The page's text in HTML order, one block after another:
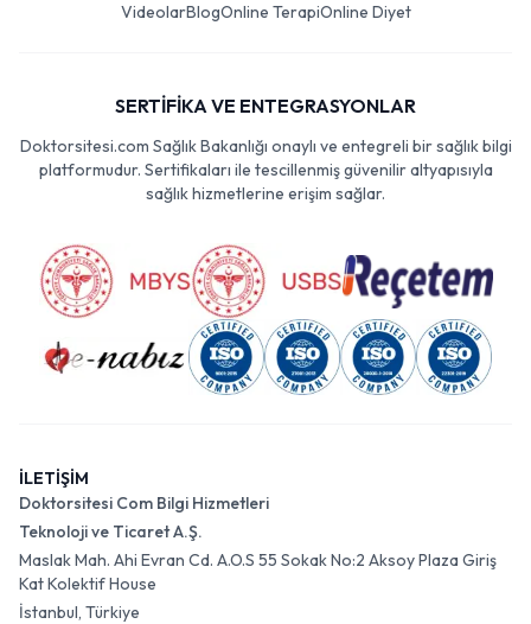
VideolarBlogOnline TerapiOnline Diyet
SERTİFİKA VE ENTEGRASYONLAR
Doktorsitesi.com Sağlık Bakanlığı onaylı ve entegreli bir sağlık bilgi
platformudur. Sertifikaları ile tescillenmiş güvenilir altyapısıyla
sağlık hizmetlerine erişim sağlar.
İLETİŞİM
Doktorsitesi Com Bilgi Hizmetleri
Teknoloji ve Ticaret A.Ş.
Maslak Mah. Ahi Evran Cd. A.O.S 55 Sokak No:2 Aksoy Plaza Giriş
Kat Kolektif House
İstanbul, Türkiye